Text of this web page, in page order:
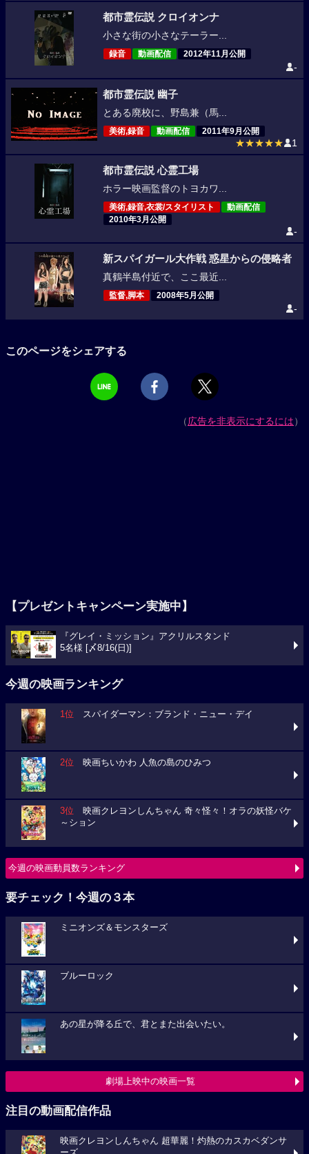
都市霊伝説 クロイオンナ
小さな街の小さなテーラー...
録音 動画配信 2012年11月公開
-
都市霊伝説 幽子
とある廃校に、野島兼（馬...
美術,録音 動画配信 2011年9月公開
★★★★★ 1
都市霊伝説 心霊工場
ホラー映画監督のトヨカワ...
美術,録音,衣裳/スタイリスト
動画配信
2010年3月公開
-
新スパイガール大作戦 惑星からの侵略者
真鶴半島付近で、ここ最近...
監督,脚本 2008年5月公開
-
このページをシェアする
（広告を非表示にするには）
【プレゼントキャンペーン実施中】
『グレイ・ミッション』アクリルスタンド
5名様 [〆8/16(日)]
今週の映画ランキング
1位 スパイダーマン：ブランド・ニュー・デイ
2位 映画ちいかわ 人魚の島のひみつ
3位 映画クレヨンしんちゃん 奇々怪々！オラの妖怪バケ
～ション
今週の映画動員数ランキング
要チェック！今週の３本
ミニオンズ＆モンスターズ
ブルーロック
あの星が降る丘で、君とまた出会いたい。
劇場上映中の映画一覧
注目の動画配信作品
映画クレヨンしんちゃん 超華麗！灼熱のカスカベダンサ